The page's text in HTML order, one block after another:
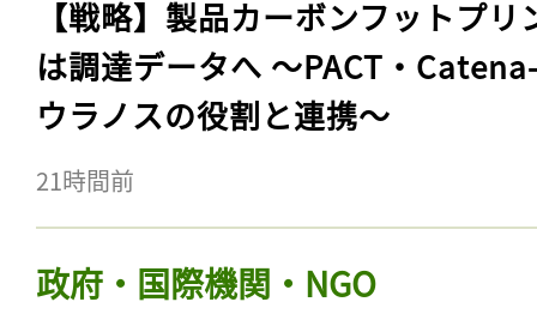
【戦略】製品カーボンフットプリ
は調達データへ 〜PACT・
ウラノスの役割と連携〜
21時間前
政府・国際機関・NGO